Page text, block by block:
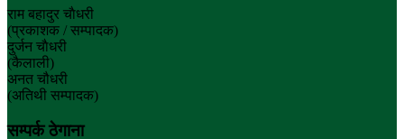
राम बहादुर चाैधरी
(प्रकाशक / सम्पादक)
दुर्जन चाैधरी
(कैलाली)
अनत चौधरी
(अतिथी सम्पादक)
सम्पर्क ठेगाना